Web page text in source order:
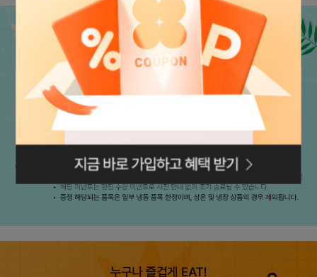
입 터질 때 라면 대신 넣기 좋은 선택지 느낌
완전 맛있다까지는 아닌데
간편함이랑 용도 생각하면 충분히 납득되는 맛이고
가볍게 채워 넣기용으로 계속 손 갈 타입임
로그인페이지로